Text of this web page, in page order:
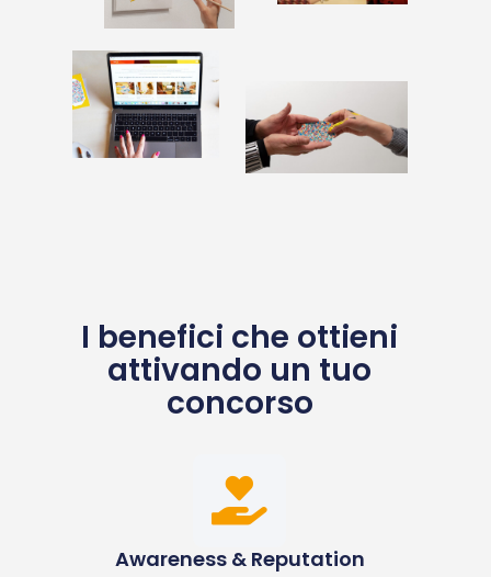
I benefici che ottieni
attivando un tuo
concorso
Awareness & Reputation